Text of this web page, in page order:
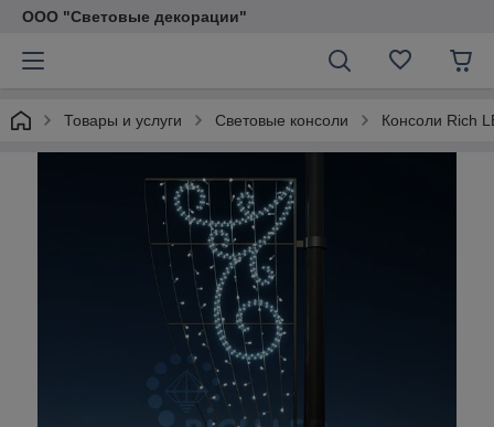
ООО "Световые декорации"
Товары и услуги Световые консоли Консоли Rich